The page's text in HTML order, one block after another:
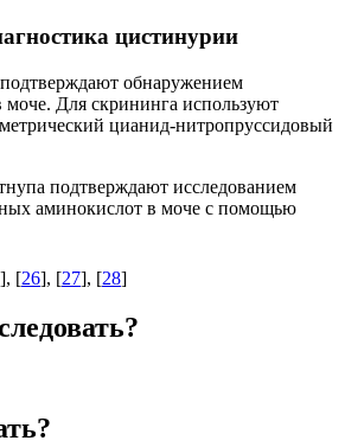
цистинурии
обнаружением
моче. Для скрининга используют
цианид-нитропруссидовый
подтверждают исследованием
аминокислот в моче с помощью
], [26], [27], [28]